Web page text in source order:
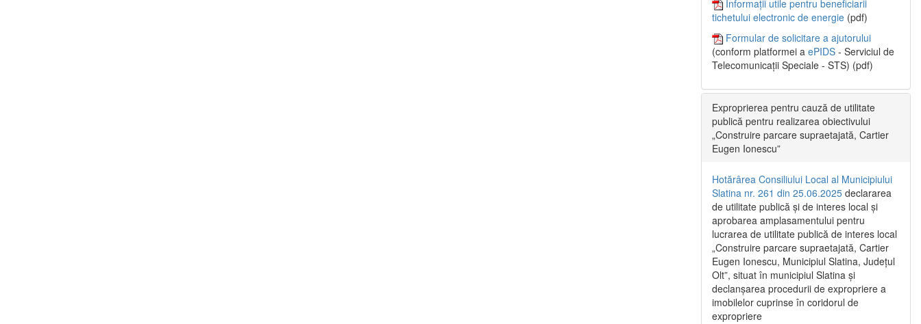
Informații utile pentru beneficiarii
tichetului electronic de energie (pdf)
Formular de solicitare a ajutorului
(conform platformei a ePIDS - Serviciul de
Telecomunicații Speciale - STS) (pdf)
Exproprierea pentru cauză de utilitate
publică pentru realizarea obiectivului
„Construire parcare supraetajată, Cartier
Eugen Ionescu”
Hotărârea Consiliului Local al Municipiului
Slatina nr. 261 din 25.06.2025 declararea
de utilitate publică și de interes local și
aprobarea amplasamentului pentru
lucrarea de utilitate publică de interes local
„Construire parcare supraetajată, Cartier
Eugen Ionescu, Municipiul Slatina, Județul
Olt”, situat în municipiul Slatina și
declanșarea procedurii de expropriere a
imobilelor cuprinse în coridorul de
expropriere